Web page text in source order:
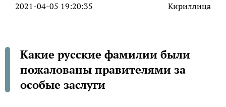
2021-04-05 19:20:35 Кириллица
Какие русские фамилии были
пожалованы правителями за
особые заслуги